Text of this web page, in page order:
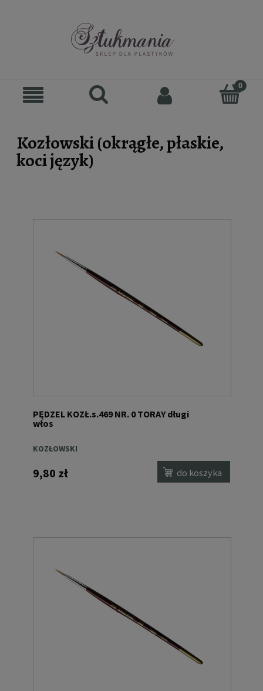
Kozłowski (okrągłe, płaskie,
koci język)
PĘDZEL KOZŁ.s.469 NR. 0 TORAY długi
włos
KOZŁOWSKI
9,80 zł do koszyka